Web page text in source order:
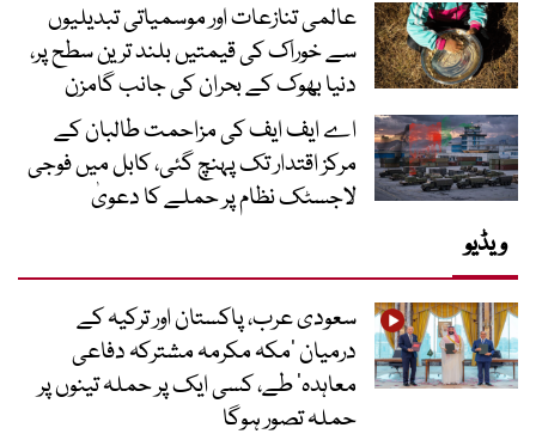
عالمی تنازعات اور موسمیاتی تبدیلیوں
سے خوراک کی قیمتیں بلند ترین سطح پر،
دنیا بھوک کے بحران کی جانب گامزن
اے ایف ایف کی مزاحمت طالبان کے
مرکز اقتدار تک پہنچ گئی، کابل میں فوجی
لاجسٹک نظام پر حملے کا دعویٰ
ویڈیو
سعودی عرب، پاکستان اور ترکیہ کے
درمیان ’مکہ مکرمہ مشترکہ دفاعی
معاہدہ‘ طے، کسی ایک پر حملہ تینوں پر
حملہ تصور ہوگا